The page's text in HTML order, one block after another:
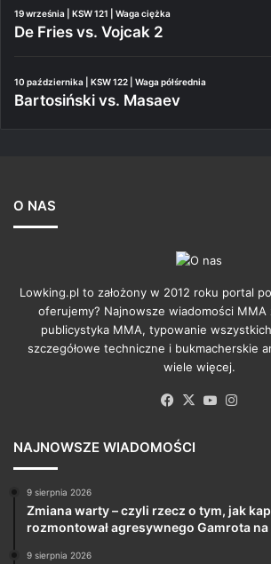
19 września | KSW 121 | Waga ciężka
De Fries vs. Vojcak 2
10 października | KSW 122 | Waga półśrednia
Bartosiński vs. Masaev
O NAS
Lowking.pl to założony w 2012 roku portal
oferujemy? Najnowsze wiadomości MMA
publicystyka MMA, typowanie wszystkich
szczegółowe techniczne i bukmacherskie
wiele więcej.
Facebook
X YouTube
NAJNOWSZE WIADOMOŚCI
9 sierpnia 2026
Zmiana warty – czyli rzecz o tym, jak
rozmontował agresywnego Gamrota na
9 sierpnia 2026